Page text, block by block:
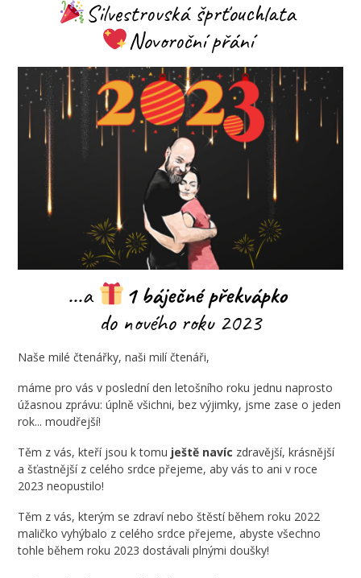
Silvestrovská šprťouchlata
Novoroční přání
...a
1 báječné překvápko
do nového roku 2023
Naše milé čtenářky, naši milí čtenáři,
máme pro vás v poslední den letošního roku jednu naprosto
úžasnou zprávu: úplně všichni, bez výjimky, jsme zase o jeden
rok... moudřejší!
Těm z vás, kteří jsou k tomu ještě navíc zdravější, krásnější
a šťastnější z celého srdce přejeme, aby vás to ani v roce
2023 neopustilo!
Těm z vás, kterým se zdraví nebo štěstí během roku 2022
maličko vyhýbalo z celého srdce přejeme, abyste všechno
tohle během roku 2023 dostávali plnými doušky!